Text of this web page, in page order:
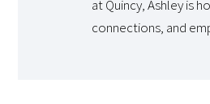
at Quincy, Ashley is
connections, and